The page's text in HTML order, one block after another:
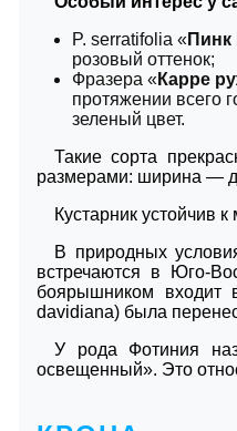
P. serratifolia «Пинк
розовый оттенок;
Фразера «Карре
протяжении всего
зеленый цвет.
Такие сорта
размерами: ширина —
Кустарник устойчив
В природных
встречаются в Юго-
боярышником входит
davidiana) была
У рода Фотиния
освещенный». Это